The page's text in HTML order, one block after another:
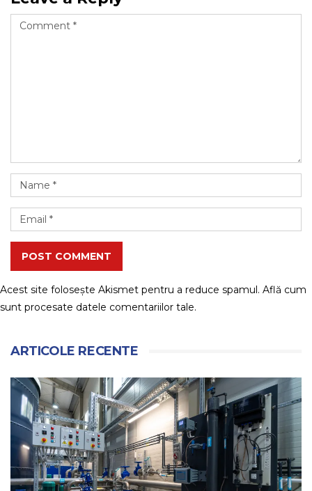
POST COMMENT
Acest site folosește Akismet pentru a reduce spamul. Află cum
sunt procesate datele comentariilor tale.
ARTICOLE RECENTE